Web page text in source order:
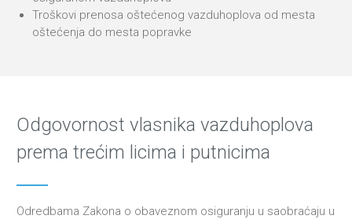
Troškovi prenosa oštećenog vazduhoplova od mesta
oštećenja do mesta popravke
Odgovornost vlasnika vazduhoplova
prema trećim licima i putnicima
Odredbama Zakona o obaveznom osiguranju u saobraćaju u